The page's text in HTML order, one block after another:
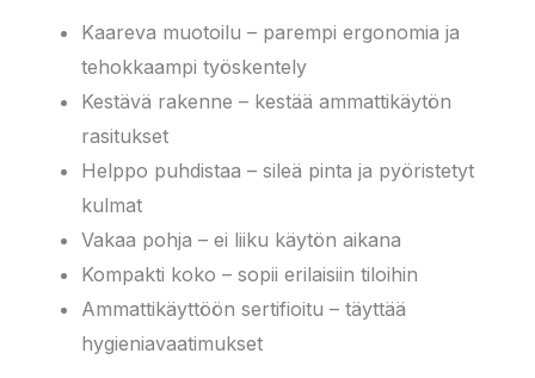
Kaareva muotoilu – parempi ergonomia ja
tehokkaampi työskentely
Kestävä rakenne – kestää ammattikäytön
rasitukset
Helppo puhdistaa – sileä pinta ja pyöristetyt
kulmat
Vakaa pohja – ei liiku käytön aikana
Kompakti koko – sopii erilaisiin tiloihin
Ammattikäyttöön sertifioitu – täyttää
hygieniavaatimukset